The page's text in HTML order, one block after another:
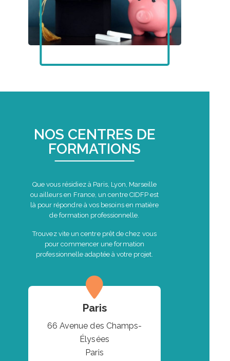
NOS CENTRES DE
FORMATIONS
Que vous résidiez à Paris, Lyon, Marseille
ou ailleurs en France, un centre CIDFP est
là pour répondre à vos besoins en matière
de formation professionnelle.
Trouvez vite un centre prêt de chez vous
pour commencer une formation
professionnelle adaptée à votre projet.
Paris
66 Avenue des Champs-
Élysées
Paris